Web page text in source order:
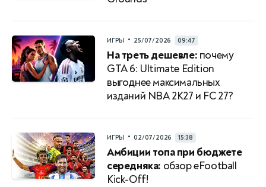
ИГРЫ • 25/07/2026 09:47
На треть дешевле: почему
GTA 6: Ultimate Edition
выгоднее максимальных
изданий NBA 2K27 и FC 27?
ИГРЫ • 02/07/2026 15:38
Амбиции топа при бюджете
середняка: обзор eFootball
Kick-Off!